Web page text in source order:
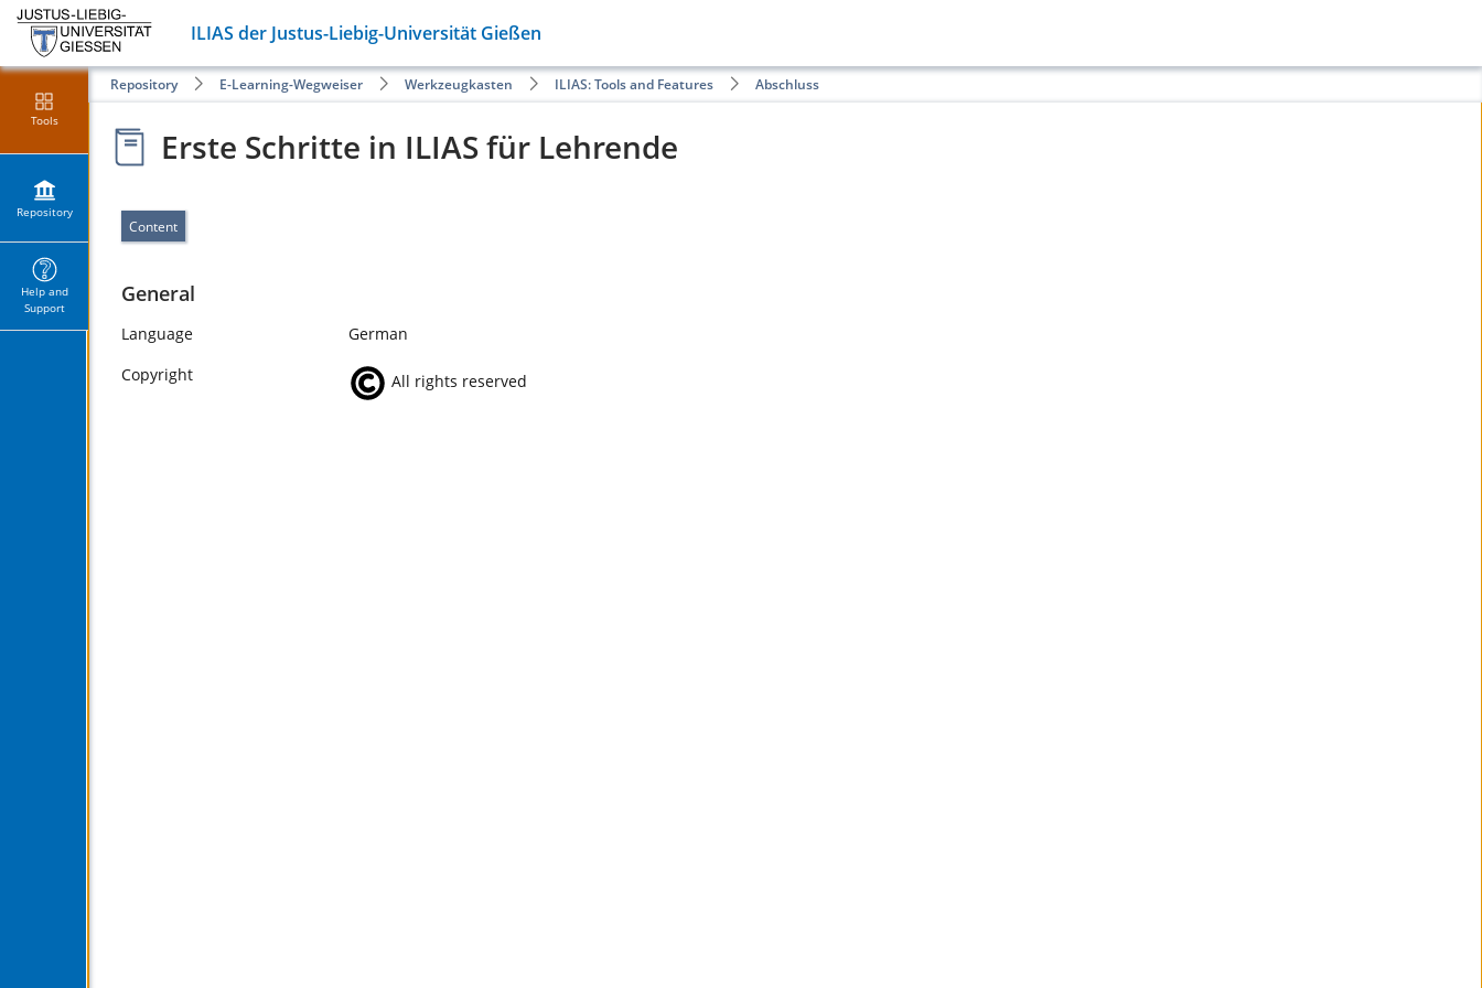
ILIAS der Justus-Liebig-Universität Gießen
Tools
Repository
Help and
Support
Repository E-Learning-Wegweiser Werkzeugkasten ILIAS: Tools and Features Abschluss
Erste Schritte in ILIAS für Lehrende
Content
General
Language
German
Copyright
All rights reserved